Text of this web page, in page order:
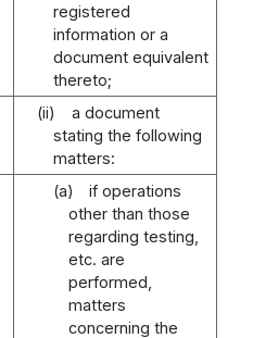
registered
information or a
document equivalent
thereto;
(ii)
a document
stating the following
matters:
(a)
if operations
other than those
regarding testing,
etc. are
performed,
matters
concerning the